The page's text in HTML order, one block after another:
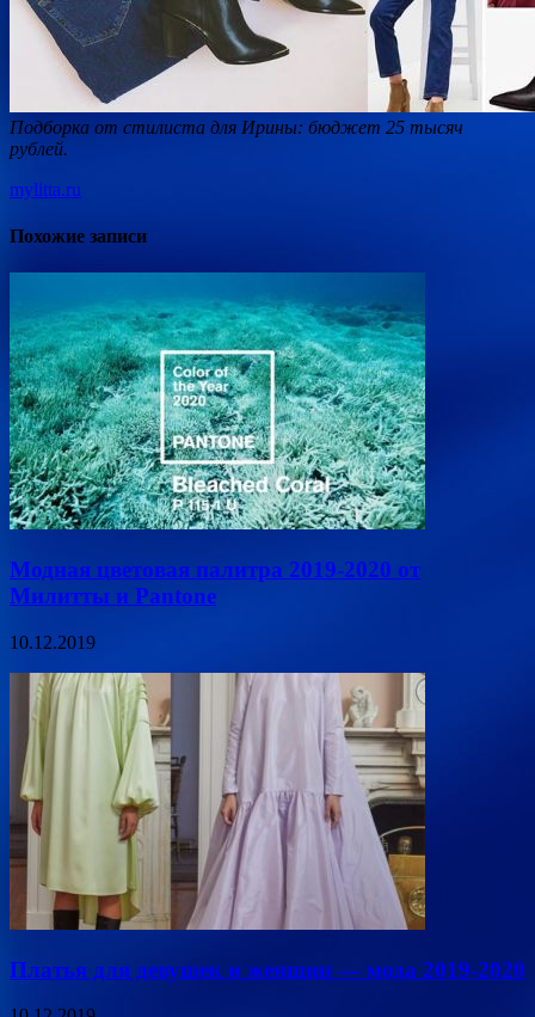
Подборка от стилиста для Ирины: бюджет 25 тысяч
рублей.
mylitta.ru
Похожие записи
Модная цветовая палитра 2019-2020 от
Милитты и Pantone
10.12.2019
Платья для девушек и женщин — мода 2019-2020